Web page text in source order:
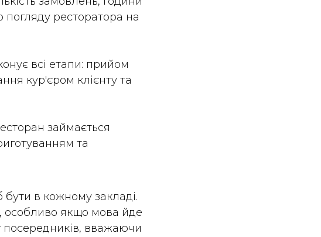
погляду ресторатора на
всі етапи: прийом
кур'єром клієнту та
займається
та
бути в кожному закладі.
особливо якщо мова йде
посередників, вважаючи